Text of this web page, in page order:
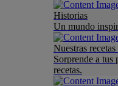
Historias
Un mundo
Nuestras
Sorprende a tus
recetas.